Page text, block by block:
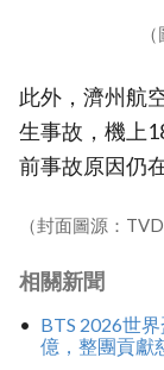
此外，濟州航
生事故，機上
前事故原因仍
（封面圖源：
相關新聞
BTS 2026世
億，整團貢獻